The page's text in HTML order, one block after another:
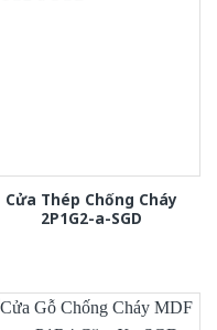
Cửa Thép Chống Cháy
2P1G2-a-SGD